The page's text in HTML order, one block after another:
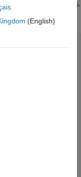
トに関するドキュメンテ
(English)